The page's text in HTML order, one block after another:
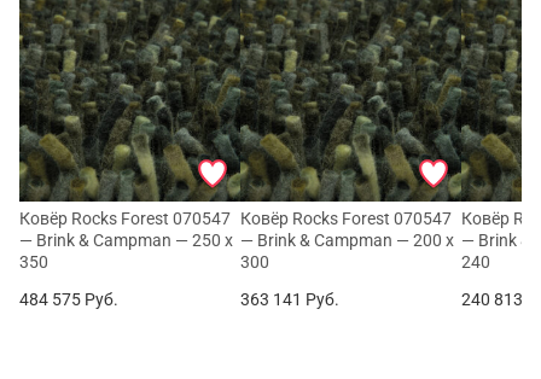
Ковёр Rocks Forest 070547
— Brink & Campman — 250 x
350
484 575 Руб.
Ковёр Rocks Forest 070547
— Brink & Campman — 200 x
300
363 141 Руб.
Ковёр
— Brink &
240
240 813